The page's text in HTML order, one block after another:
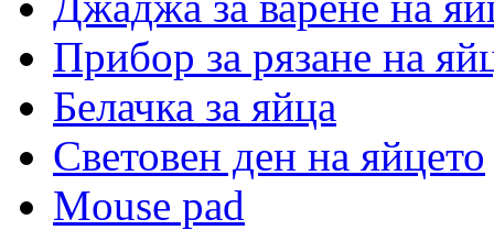
Прибор за рязане на
Белачка за яйца
Световен ден на яйцето
Mouse pad